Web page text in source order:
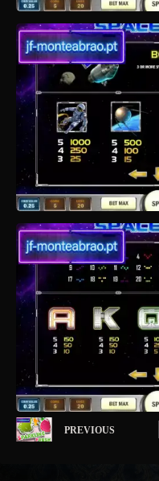
PREVIOUS